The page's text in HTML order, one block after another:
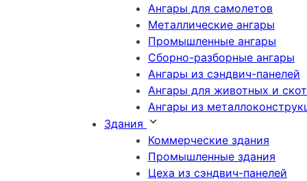
Ангары для самолетов
Металлические ангары
Промышленные ангары
Сборно-разборные ангары
Ангары из сэндвич-панелей
Ангары для животных и
Ангары из
Здания
Коммерческие здания
Промышленные здания
Цеха из сэндвич-панелей